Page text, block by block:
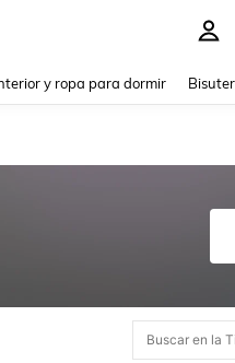
y ropa para dormir